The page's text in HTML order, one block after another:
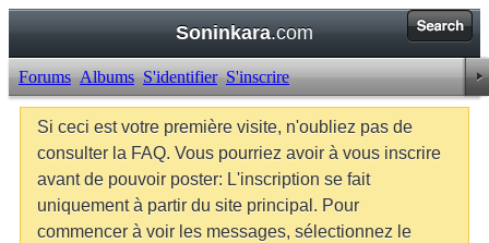
Soninkara.com
Forums Albums S'identifier S'inscrire
Si ceci est votre première visite, n'oubliez pas de
consulter la FAQ. Vous pourriez avoir à vous inscrire
avant de pouvoir poster: L'inscription se fait
uniquement à partir du site principal. Pour
commencer à voir les messages, sélectionnez le